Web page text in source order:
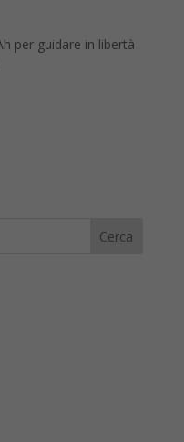
per guidare in libertà
Cerca